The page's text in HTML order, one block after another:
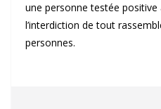
une personne testée
l’interdiction de tout
personnes.